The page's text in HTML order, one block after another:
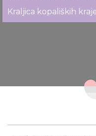
Kraljica kopaliških